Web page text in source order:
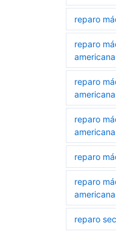
reparo
reparo
americana
reparo
americana
reparo
americana
reparo
reparo
americana
reparo